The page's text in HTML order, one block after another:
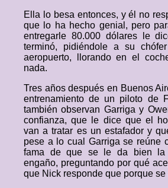
Ella lo besa entonces, y él no
que lo ha hecho genial, pero
entregarle 80.000 dólares le
terminó, pidiéndole a su
aeropuerto, llorando en el
nada.
Tres años después en Buenos
entrenamiento de un piloto de
también observan Garriga y
confianza, que le dice que el
van a tratar es un estafador y
pese a lo cual Garriga se reúne
fama de que se le da bien la
engaño, preguntando por qué
que Nick responde que porque se